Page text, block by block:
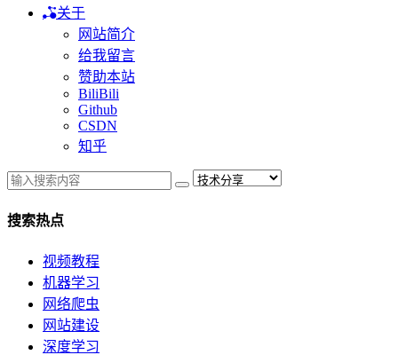
关于
网站简介
给我留言
赞助本站
BiliBili
Github
CSDN
知乎
搜索热点
视频教程
机器学习
网络爬虫
网站建设
深度学习